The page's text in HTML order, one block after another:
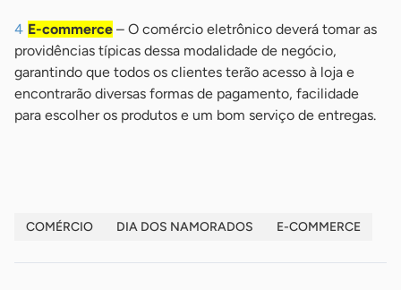
E-commerce – O comércio eletrônico deverá tomar as
providências típicas dessa modalidade de negócio,
garantindo que todos os clientes terão acesso à loja e
encontrarão diversas formas de pagamento, facilidade
para escolher os produtos e um bom serviço de entregas.
COMÉRCIO DIA DOS NAMORADOS E-COMMERCE